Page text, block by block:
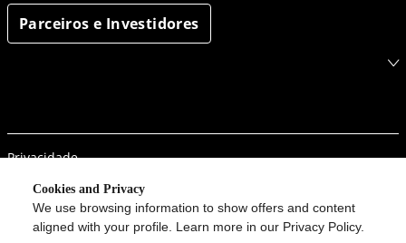
Cookies and Privacy
We use browsing information to show offers and content
aligned with your profile. Learn more in our Privacy Policy.
Parceiros e Investidores
Privacidade
Segurança da informação
Porto em um clique